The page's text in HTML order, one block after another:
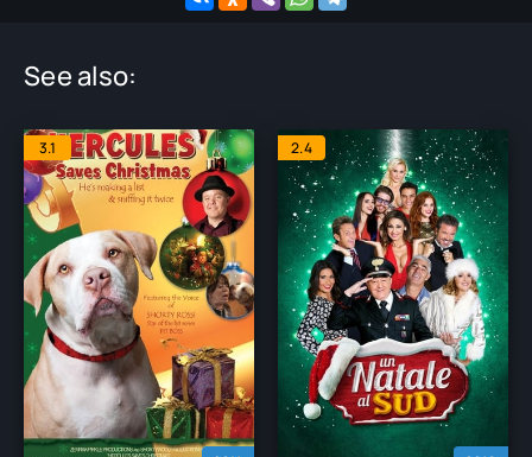
See also:
3.1 2.4